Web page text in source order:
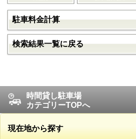
駐車料金計算
検索結果一覧に戻る
時間貸し駐車場
カテゴリーTOPへ
現在地から探す